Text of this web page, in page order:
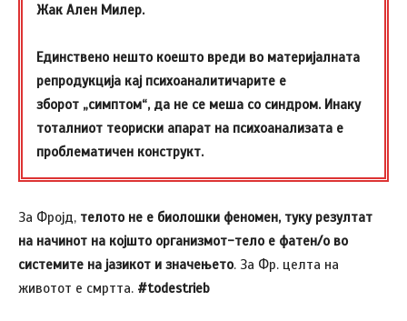
Жак Ален Милер.
Единствено нешто коешто вреди во материјалната
репродукција кај психоаналитичарите е
зборот „симптом“, да не се меша со синдром. Инаку
тоталниот теориски апарат на психоанализата е
проблематичен конструкт.
За Фројд, телото не е биолошки феномен, туку резултат
на начинот на којшто организмот-тело е фатен/о во
системите на јазикот и значењето. За Фр. целта на
животот е смртта. #todestrieb